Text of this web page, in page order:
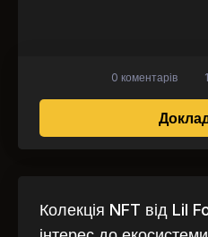
0 коментарів
Колекція NFT від Lil